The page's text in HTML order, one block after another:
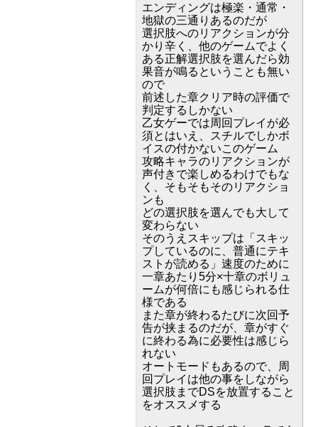
エンディングは極楽・通常・
地獄の三通りあるのだが
選択肢へのリアクションが分
かり辛く、他のゲームでよく
ある正解選択肢を選んだら効
果音が鳴るということも無い
ので
前述した章クリア時の評価で
判定するしかない
乙女ゲーでは周回プレイが必
須とはいえ、スチルでしかボ
イスの付かないこのゲーム
攻略キャラのリアクションが
声付きで楽しめるわけでもな
く、そもそもそのリアクショ
ンも
どの選択肢を選んでも大して
変わらない
そのうえスキップは「スキッ
プしているのに、普通にテキ
ストが読める」速度のために
一章あたり5分×十章のボリュ
ームが何倍にも感じられる仕
様である
また章が終わるたびに次回予
告が挟まるのだが、章がすぐ
に終わる為に必要性は感じら
れない
オートモードもあるので、周
回プレイは他の事をしながら
選択肢までDSを放置すること
をオススメする